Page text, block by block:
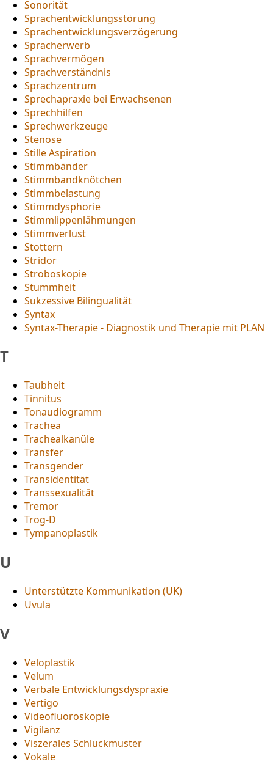
Sonorität
Sprachentwicklungsstörung
Sprachentwicklungsverzögerung
Spracherwerb
Sprachvermögen
Sprachverständnis
Sprachzentrum
Sprechapraxie bei Erwachsenen
Sprechhilfen
Sprechwerkzeuge
Stenose
Stille Aspiration
Stimmbänder
Stimmbandknötchen
Stimmbelastung
Stimmdysphorie
Stimmlippenlähmungen
Stimmverlust
Stottern
Stridor
Stroboskopie
Stummheit
Sukzessive Bilingualität
Syntax
Syntax-Therapie - Diagnostik und Therapie mit PLAN
T
Taubheit
Tinnitus
Tonaudiogramm
Trachea
Trachealkanüle
Transfer
Transgender
Transidentität
Transsexualität
Tremor
Trog-D
Tympanoplastik
U
Unterstützte Kommunikation (UK)
Uvula
V
Veloplastik
Velum
Verbale Entwicklungsdyspraxie
Vertigo
Videofluoroskopie
Vigilanz
Viszerales Schluckmuster
Vokale